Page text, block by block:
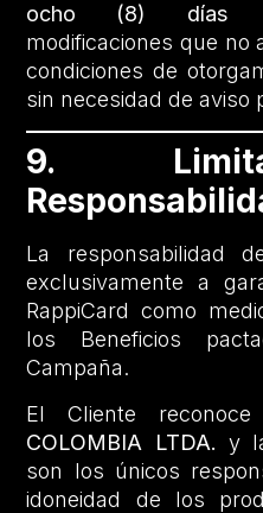
ocho (8) días
modificaciones que no
condiciones de
sin necesidad de aviso
9.
La responsabilidad
exclusivamente a
RappiCard como
los Beneficios
Campaña.
El Cliente
COLOMBIA LTDA. y
son los únicos
idoneidad de los